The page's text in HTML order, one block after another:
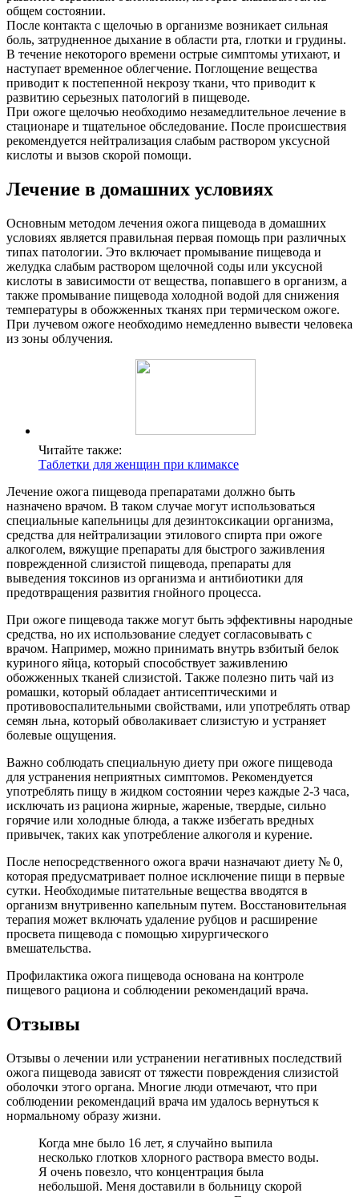
общем состоянии.
После контакта с щелочью в организме возникает сильная
боль, затрудненное дыхание в области рта, глотки и грудины.
В течение некоторого времени острые симптомы утихают, и
наступает временное облегчение. Поглощение вещества
приводит к постепенной некрозу ткани, что приводит к
развитию серьезных патологий в пищеводе.
При ожоге щелочью необходимо незамедлительное лечение в
стационаре и тщательное обследование. После происшествия
рекомендуется нейтрализация слабым раствором уксусной
кислоты и вызов скорой помощи.
Лечение в домашних условиях
Основным методом лечения ожога пищевода в домашних
условиях является правильная первая помощь при различных
типах патологии. Это включает промывание пищевода и
желудка слабым раствором щелочной соды или уксусной
кислоты в зависимости от вещества, попавшего в организм, а
также промывание пищевода холодной водой для снижения
температуры в обожженных тканях при термическом ожоге.
При лучевом ожоге необходимо немедленно вывести человека
из зоны облучения.
Читайте также:
Таблетки для женщин при климаксе
Лечение ожога пищевода препаратами должно быть
назначено врачом. В таком случае могут использоваться
специальные капельницы для дезинтоксикации организма,
средства для нейтрализации этилового спирта при ожоге
алкоголем, вяжущие препараты для быстрого заживления
поврежденной слизистой пищевода, препараты для
выведения токсинов из организма и антибиотики для
предотвращения развития гнойного процесса.
При ожоге пищевода также могут быть эффективны народные
средства, но их использование следует согласовывать с
врачом. Например, можно принимать внутрь взбитый белок
куриного яйца, который способствует заживлению
обожженных тканей слизистой. Также полезно пить чай из
ромашки, который обладает антисептическими и
противовоспалительными свойствами, или употреблять отвар
семян льна, который обволакивает слизистую и устраняет
болевые ощущения.
Важно соблюдать специальную диету при ожоге пищевода
для устранения неприятных симптомов. Рекомендуется
употреблять пищу в жидком состоянии через каждые 2-3 часа,
исключать из рациона жирные, жареные, твердые, сильно
горячие или холодные блюда, а также избегать вредных
привычек, таких как употребление алкоголя и курение.
После непосредственного ожога врачи назначают диету № 0,
которая предусматривает полное исключение пищи в первые
сутки. Необходимые питательные вещества вводятся в
организм внутривенно капельным путем. Восстановительная
терапия может включать удаление рубцов и расширение
просвета пищевода с помощью хирургического
вмешательства.
Профилактика ожога пищевода основана на контроле
пищевого рациона и соблюдении рекомендаций врача.
Отзывы
Отзывы о лечении или устранении негативных последствий
ожога пищевода зависят от тяжести повреждения слизистой
оболочки этого органа. Многие люди отмечают, что при
соблюдении рекомендаций врача им удалось вернуться к
нормальному образу жизни.
Когда мне было 16 лет, я случайно выпила
несколько глотков хлорного раствора вместо воды.
Я очень повезло, что концентрация была
небольшой. Меня доставили в больницу скорой